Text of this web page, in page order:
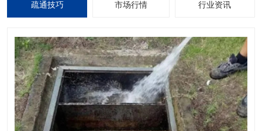
疏通技巧 市场行情 行业资讯